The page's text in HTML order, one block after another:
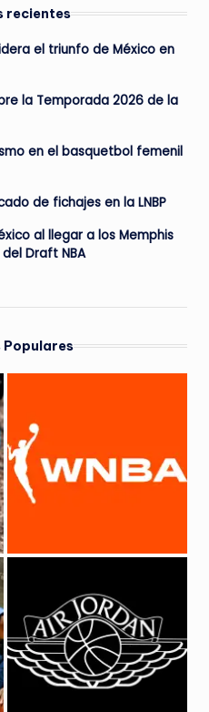
recientes
el triunfo de México en
la Temporada 2026 de la
en el basquetbol femenil
de fichajes en la LNBP
al llegar a los Memphis
Draft NBA
Populares